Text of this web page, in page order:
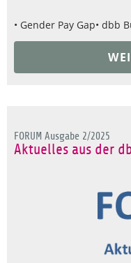
• Gender Pay Gap• dbb
FORUM Ausgabe 2/2025
Aktuelles aus der